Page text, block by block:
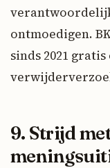
ontmoedigen.
sinds 2021
9. Strijd